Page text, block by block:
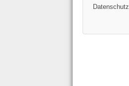
Datenschutz